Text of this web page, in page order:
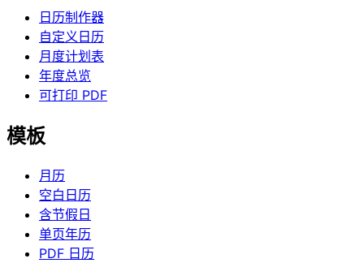
日历制作器
自定义日历
月度计划表
年度总览
可打印 PDF
模板
月历
空白日历
含节假日
单页年历
PDF 日历